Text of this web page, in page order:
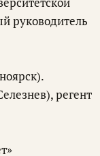
руководитель
регент